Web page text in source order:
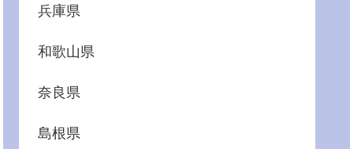
兵庫県
和歌山県
奈良県
島根県